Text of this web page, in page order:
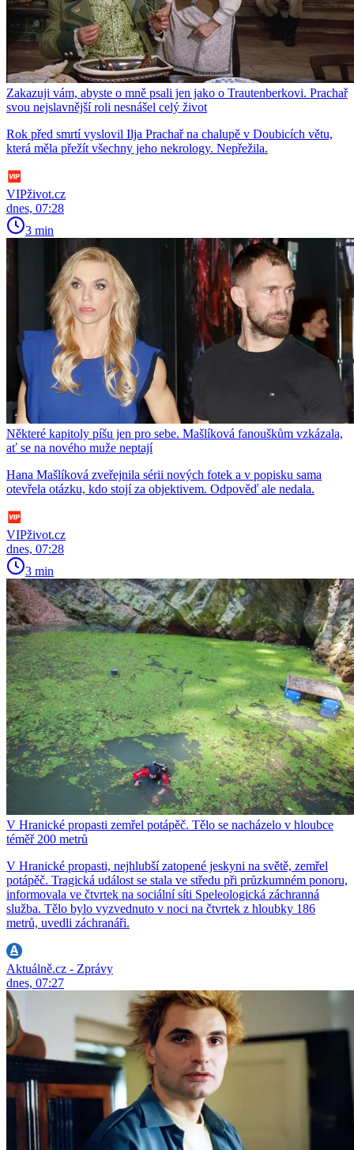
Zakazuji vám, abyste o mně psali jen jako o Trautenberkovi. Prachař
svou nejslavnější roli nesnášel celý život
Rok před smrtí vyslovil Ilja Prachař na chalupě v Doubicích větu,
která měla přežít všechny jeho nekrology. Nepřežila.
VIPživot.cz
dnes, 07:28
3 min
Některé kapitoly píšu jen pro sebe. Mašlíková fanouškům vzkázala,
ať se na nového muže neptají
Hana Mašlíková zveřejnila sérii nových fotek a v popisku sama
otevřela otázku, kdo stojí za objektivem. Odpověď ale nedala.
VIPživot.cz
dnes, 07:28
3 min
V Hranické propasti zemřel potápěč. Tělo se nacházelo v hloubce
téměř 200 metrů
V Hranické propasti, nejhlubší zatopené jeskyni na světě, zemřel
potápěč. Tragická událost se stala ve středu při průzkumném ponoru,
informovala ve čtvrtek na sociální síti Speleologická záchranná
služba. Tělo bylo vyzvednuto v noci na čtvrtek z hloubky 186
metrů, uvedli záchranáři.
Aktuálně.cz - Zprávy
dnes, 07:27